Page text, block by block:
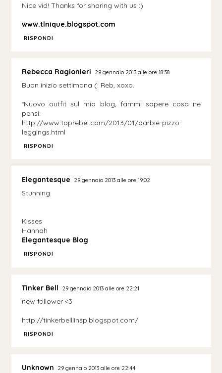
Nice vid! Thanks for sharing with us :)
www.tlnique.blogspot.com
RISPONDI
Rebecca Ragionieri 29 gennaio 2013 alle ore 18:38
Buon inizio settimana (: Reb, xoxo.
*Nuovo outfit sul mio blog, fammi sapere cosa ne
pensi:
http://www.toprebel.com/2013/01/barbie-pizzo-
leggings.html
RISPONDI
Elegantesque 29 gennaio 2013 alle ore 19:02
Stunning
Kisses
Hannah
Elegantesque Blog
RISPONDI
Tinker Bell 29 gennaio 2013 alle ore 22:21
new follower <3
http://tinkerbelllinsp.blogspot.com/
RISPONDI
Unknown 29 gennaio 2013 alle ore 22:44